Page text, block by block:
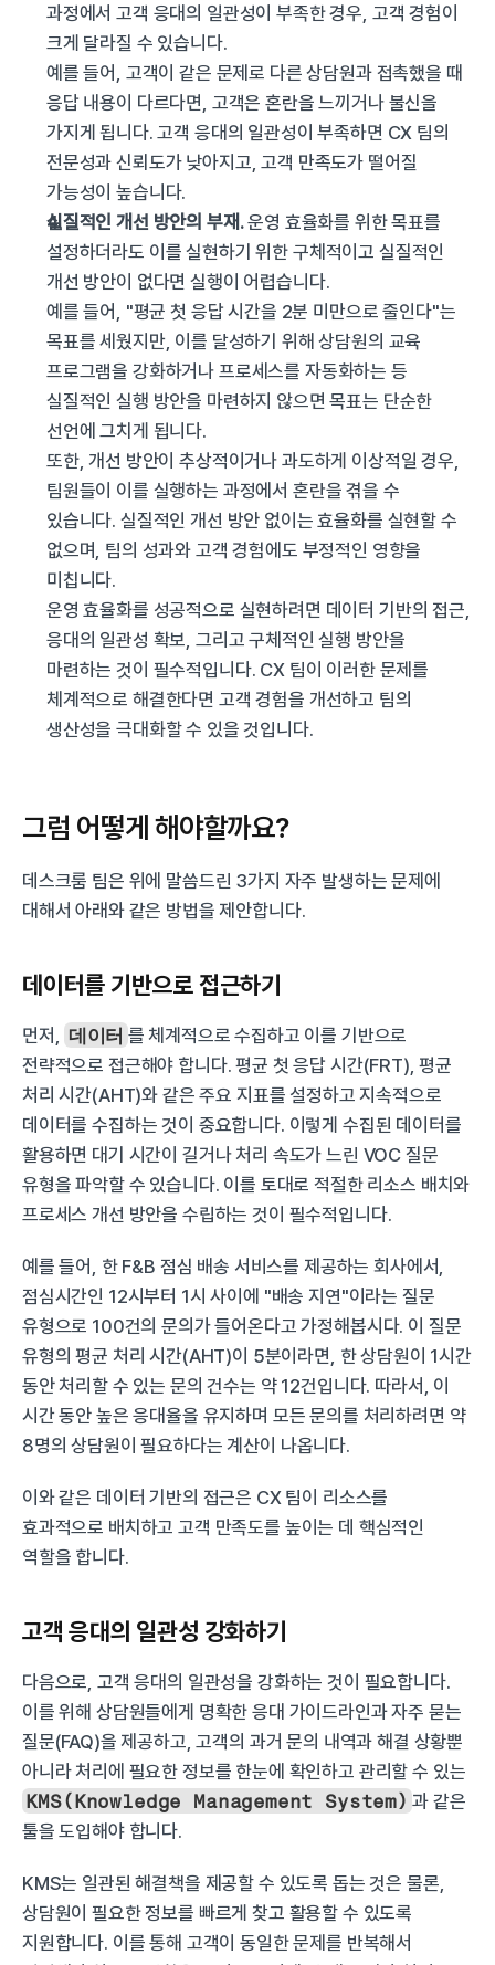
과정에서 고객 응대의 일관성이 부족한 경우, 고객 경험이
크게 달라질 수 있습니다.
예를 들어, 고객이 같은 문제로 다른 상담원과 접촉했을 때
응답 내용이 다르다면, 고객은 혼란을 느끼거나 불신을
가지게 됩니다. 고객 응대의 일관성이 부족하면 CX 팀의
전문성과 신뢰도가 낮아지고, 고객 만족도가 떨어질
가능성이 높습니다.
실질적인 개선 방안의 부재. 운영 효율화를 위한 목표를
설정하더라도 이를 실현하기 위한 구체적이고 실질적인
개선 방안이 없다면 실행이 어렵습니다.
예를 들어, "평균 첫 응답 시간을 2분 미만으로 줄인다"는
목표를 세웠지만, 이를 달성하기 위해 상담원의 교육
프로그램을 강화하거나 프로세스를 자동화하는 등
실질적인 실행 방안을 마련하지 않으면 목표는 단순한
선언에 그치게 됩니다.
또한, 개선 방안이 추상적이거나 과도하게 이상적일 경우,
팀원들이 이를 실행하는 과정에서 혼란을 겪을 수
있습니다. 실질적인 개선 방안 없이는 효율화를 실현할 수
없으며, 팀의 성과와 고객 경험에도 부정적인 영향을
미칩니다.
운영 효율화를 성공적으로 실현하려면 데이터 기반의 접근,
응대의 일관성 확보, 그리고 구체적인 실행 방안을
마련하는 것이 필수적입니다. CX 팀이 이러한 문제를
체계적으로 해결한다면 고객 경험을 개선하고 팀의
생산성을 극대화할 수 있을 것입니다.
그럼 어떻게 해야할까요?
데스크룸 팀은 위에 말씀드린 3가지 자주 발생하는 문제에
대해서 아래와 같은 방법을 제안합니다.
데이터를 기반으로 접근하기
먼저, 데이터 를 체계적으로 수집하고 이를 기반으로
전략적으로 접근해야 합니다. 평균 첫 응답 시간(FRT), 평균
처리 시간(AHT)와 같은 주요 지표를 설정하고 지속적으로
데이터를 수집하는 것이 중요합니다. 이렇게 수집된 데이터를
활용하면 대기 시간이 길거나 처리 속도가 느린 VOC 질문
유형을 파악할 수 있습니다. 이를 토대로 적절한 리소스 배치와
프로세스 개선 방안을 수립하는 것이 필수적입니다.
예를 들어, 한 F&B 점심 배송 서비스를 제공하는 회사에서,
점심시간인 12시부터 1시 사이에 "배송 지연"이라는 질문
유형으로 100건의 문의가 들어온다고 가정해봅시다. 이 질문
유형의 평균 처리 시간(AHT)이 5분이라면, 한 상담원이 1시간
동안 처리할 수 있는 문의 건수는 약 12건입니다. 따라서, 이
시간 동안 높은 응대율을 유지하며 모든 문의를 처리하려면 약
8명의 상담원이 필요하다는 계산이 나옵니다.
이와 같은 데이터 기반의 접근은 CX 팀이 리소스를
효과적으로 배치하고 고객 만족도를 높이는 데 핵심적인
역할을 합니다.
고객 응대의 일관성 강화하기
다음으로, 고객 응대의 일관성을 강화하는 것이 필요합니다.
이를 위해 상담원들에게 명확한 응대 가이드라인과 자주 묻는
질문(FAQ)을 제공하고, 고객의 과거 문의 내역과 해결 상황뿐
KMS(Knowledge Management System) 과 같은
툴을 도입해야 합니다.
KMS는 일관된 해결책을 제공할 수 있도록 돕는 것은 물론,
상담원이 필요한 정보를 빠르게 찾고 활용할 수 있도록
지원합니다. 이를 통해 고객이 동일한 문제를 반복해서